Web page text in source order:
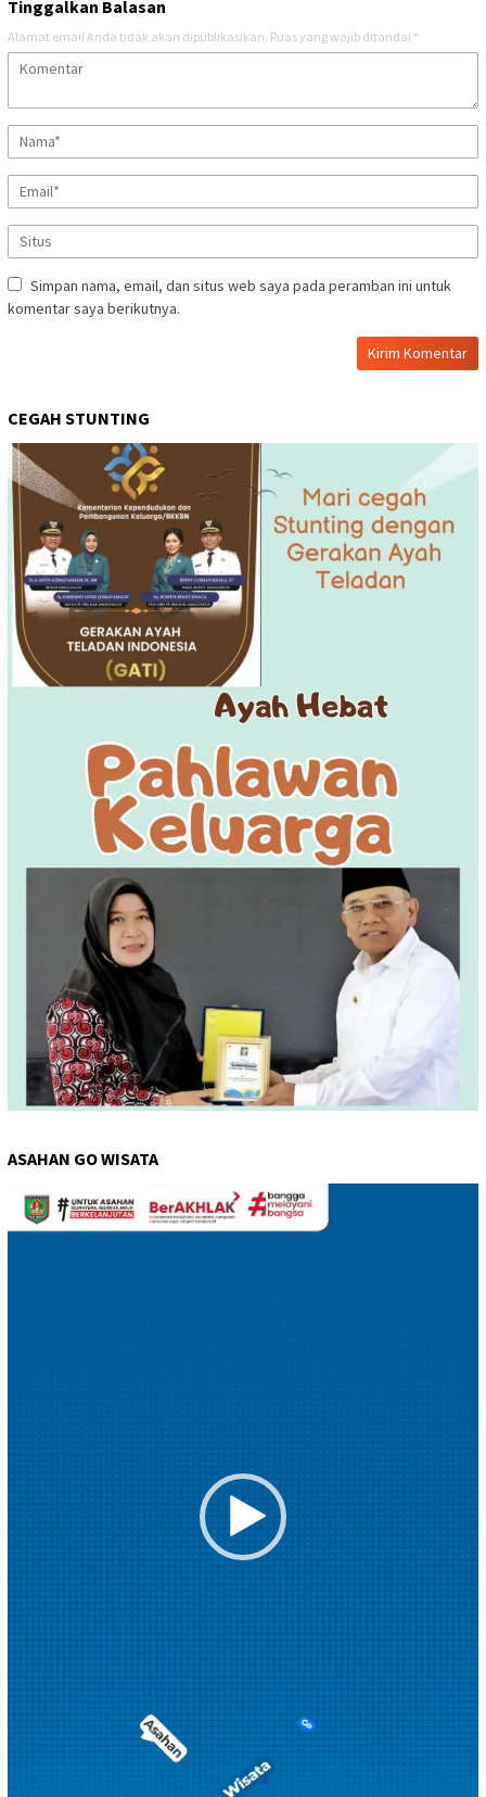
Tinggalkan Balasan
Alamat email Anda tidak akan dipublikasikan. Ruas yang wajib ditandai *
Simpan nama, email, dan situs web saya pada peramban ini untuk
komentar saya berikutnya.
CEGAH STUNTING
ASAHAN GO WISATA
Pemutar
Video